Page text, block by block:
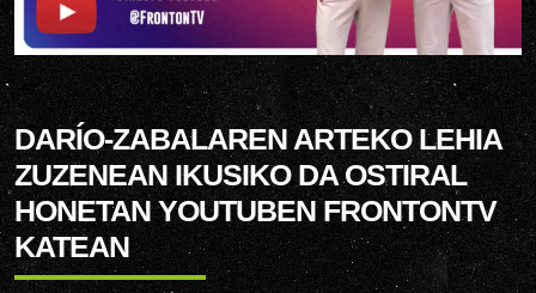
DARÍO-ZABALAREN ARTEKO LEHIA
ZUZENEAN IKUSIKO DA OSTIRAL
HONETAN YOUTUBEN FRONTONTV
KATEAN